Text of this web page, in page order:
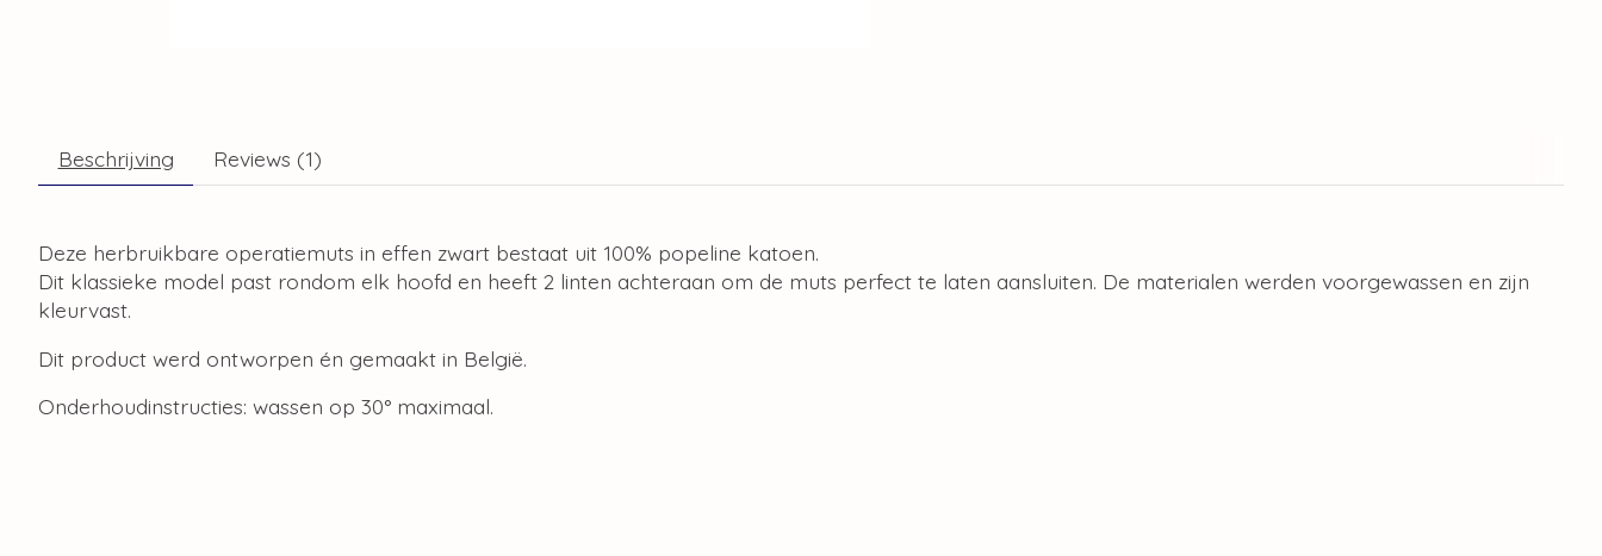
Beschrijving Reviews (1)
Deze herbruikbare operatiemuts in effen zwart bestaat uit 100% popeline katoen.
Dit klassieke model past rondom elk hoofd en heeft 2 linten achteraan om de muts perfect te laten aansluiten. De materialen werden voorgewassen en zijn
kleurvast.
Dit product werd ontworpen én gemaakt in België.
Onderhoudinstructies: wassen op 30° maximaal.